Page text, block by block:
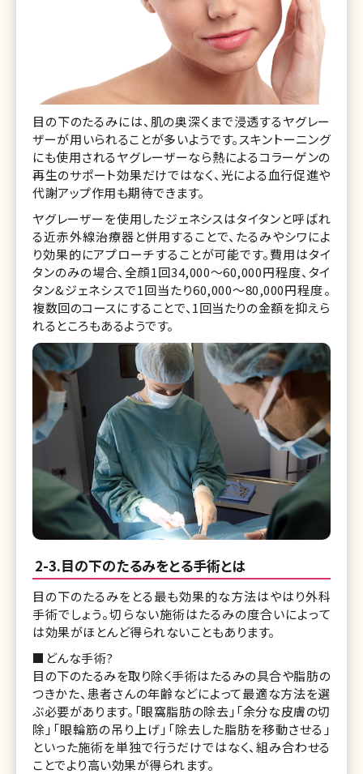
目の下のたるみには、肌の奥深くまで浸透するヤグレー
ザーが用いられることが多いようです。スキントーニング
にも使用されるヤグレーザーなら熱によるコラーゲンの
再生のサポート効果だけではなく、光による血行促進や
代謝アップ作用も期待できます。
ヤグレーザーを使用したジェネシスはタイタンと呼ばれ
る近赤外線治療器と併用することで、たるみやシワによ
り効果的にアプローチすることが可能です。費用はタイ
タンのみの場合、全顔1回34,000～60,000円程度、タイ
タン&ジェネシスで1回当たり60,000～80,000円程度。
複数回のコースにすることで、1回当たりの金額を抑えら
れるところもあるようです。
2-3.目の下のたるみをとる手術とは
目の下のたるみをとる最も効果的な方法はやはり外科
手術でしょう。切らない施術はたるみの度合いによって
は効果がほとんど得られないこともあります。
■どんな手術?
目の下のたるみを取り除く手術はたるみの具合や脂肪の
つきかた、患者さんの年齢などによって最適な方法を選
ぶ必要があります。「眼窩脂肪の除去」「余分な皮膚の切
除」「眼輪筋の吊り上げ」「除去した脂肪を移動させる」
といった施術を単独で行うだけではなく、組み合わせる
ことでより高い効果が得られます。